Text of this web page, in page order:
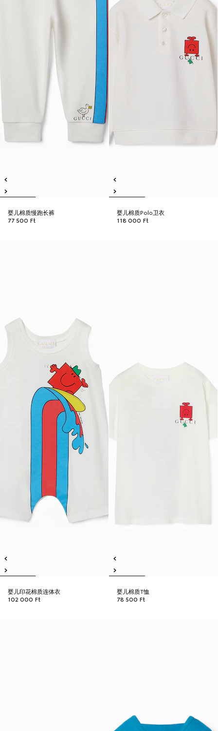
婴儿棉质慢跑长裤
77 500 Ft
婴儿棉质Polo卫衣
118 000 Ft
婴儿印花棉质连体衣
102 000 Ft
婴儿棉质T恤
78 500 Ft